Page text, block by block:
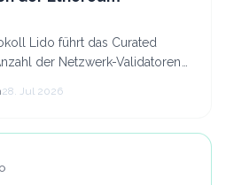
Lido führt das Curated
der Netzwerk-Validatoren
28. Jul 2026